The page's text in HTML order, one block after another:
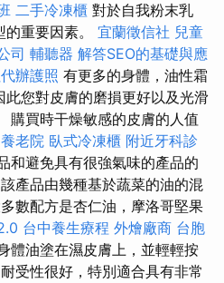
二手冷凍櫃 對於自我粉末乳
重要因素。 宜蘭徵信社 兒童
司 輔聽器 解答SEO的基礎與應
辦護照 有更多的身體，油性霜
您對皮膚的磨損更好以及光滑
購買時干燥敏感的皮膚的人值
養老院 臥式冷凍櫃 附近牙科診
和避免具有很強氣味的產品的
該產品由幾種基於蔬菜的油的混
數配方是杏仁油，摩洛哥堅果
台中養生療程 外燴廠商 台胞
體油塗在濕皮膚上，並輕輕按
受性很好，特別適合具有非常